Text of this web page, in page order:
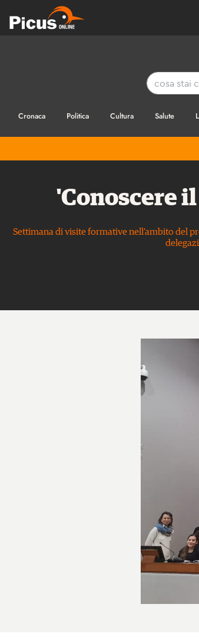
Cronaca Politica Cultura Salute
'Conoscere
Settimana di visite formative nell’ambito del